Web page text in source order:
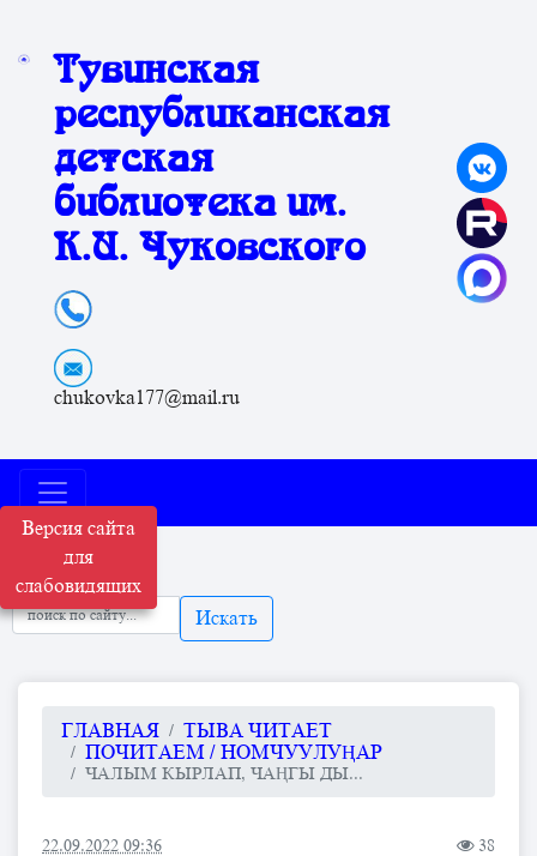
Версия сайта
для
слабовидящих
Тувинская
республиканская
детская
библиотека им.
К.И. Чуковского
chukovka177@mail.ru
Искать
ГЛАВНАЯ
ТЫВА ЧИТАЕТ
ПОЧИТАЕМ / НОМЧУУЛУҢАР
ЧАЛЫМ КЫРЛАП, ЧАҢГЫ ДЫ...
22.09.2022 09:36 38